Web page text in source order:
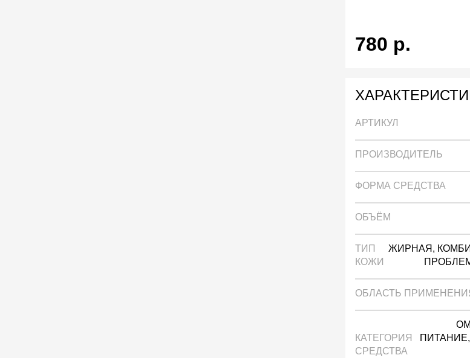
780 р.
АРТИКУЛ
ПРОИЗВОДИТЕЛЬ
ФОРМА СРЕДСТВА
ОБЪЁМ
ТИП
КОЖИ
ЖИРНАЯ,
ОБЛАСТЬ
КАТЕГОРИЯ
СРЕДСТВА